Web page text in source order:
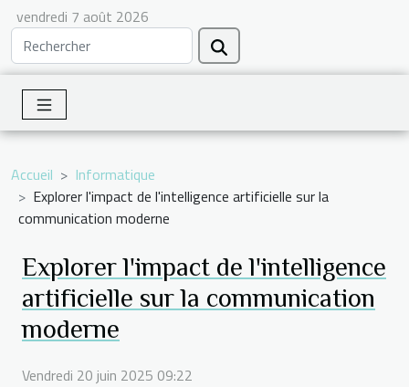
vendredi 7 août 2026
Accueil
Informatique
Explorer l'impact de l'intelligence artificielle sur la
communication moderne
Explorer l'impact de l'intelligence
artificielle sur la communication
moderne
Vendredi 20 juin 2025 09:22